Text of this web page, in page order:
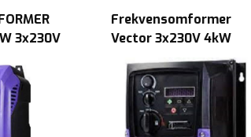
3x230V
Frekvensomformer
Vector 3x230V 4kW
m/EMC E3 IP66 OUT NS
LED chop S3